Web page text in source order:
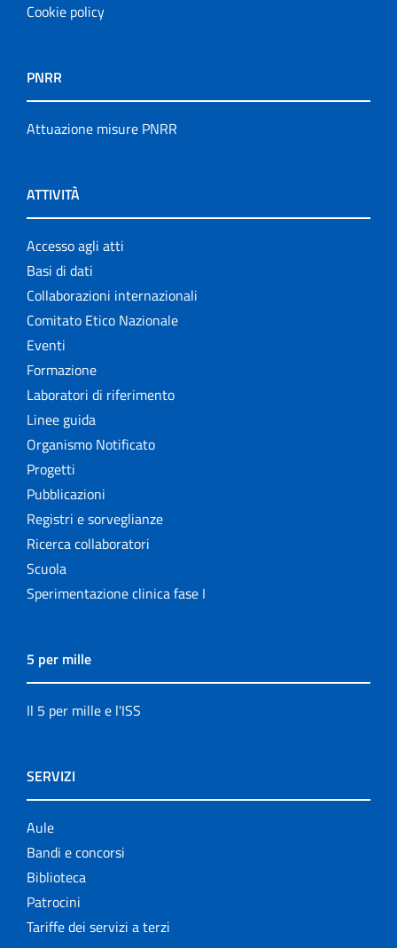
Cookie policy
PNRR
Attuazione misure PNRR
ATTIVITÀ
Accesso agli atti
Basi di dati
Collaborazioni internazionali
Comitato Etico Nazionale
Eventi
Formazione
Laboratori di riferimento
Linee guida
Organismo Notificato
Progetti
Pubblicazioni
Registri e sorveglianze
Ricerca collaboratori
Scuola
Sperimentazione clinica fase I
5 per mille
Il 5 per mille e l'ISS
SERVIZI
Aule
Bandi e concorsi
Biblioteca
Patrocini
Tariffe dei servizi a terzi